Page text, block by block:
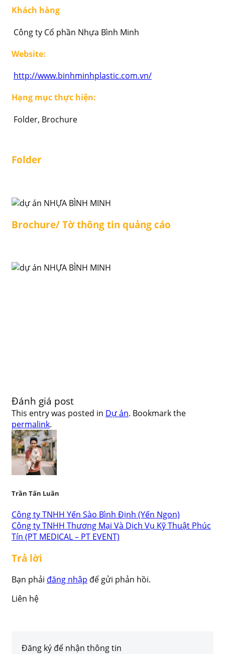
Khách hàng
Công ty Cổ phần Nhựa Bình Minh
Website:
http://www.binhminhplastic.com.vn/
Hạng mục thực hiện:
Folder, Brochure
Folder
Brochure/ Tờ thông tin quảng cáo
Đánh giá post
This entry was posted in Dự án. Bookmark the
permalink.
Trần Tấn Luân
Công ty TNHH Yến Sào Bình Định (Yến Ngon)
Công ty TNHH Thương Mại Và Dịch Vụ Kỹ Thuật Phúc
Tín (PT MEDICAL – PT EVENT)
Trả lời
Bạn phải đăng nhập để gửi phản hồi.
Liên hệ
Đăng ký để nhận thông tin